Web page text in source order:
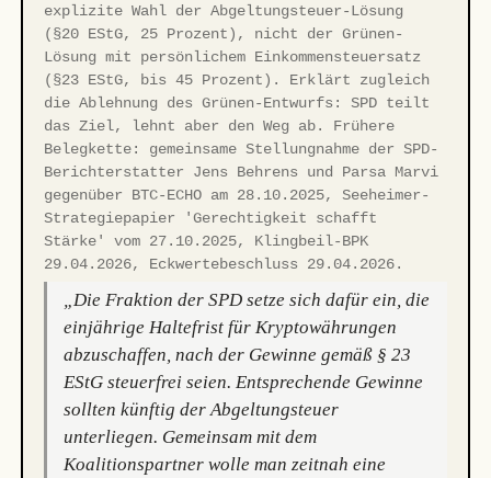
explizite Wahl der Abgeltungsteuer-Lösung
(§20 EStG, 25 Prozent), nicht der Grünen-
Lösung mit persönlichem Einkommensteuersatz
(§23 EStG, bis 45 Prozent). Erklärt zugleich
die Ablehnung des Grünen-Entwurfs: SPD teilt
das Ziel, lehnt aber den Weg ab. Frühere
Belegkette: gemeinsame Stellungnahme der SPD-
Berichterstatter Jens Behrens und Parsa Marvi
gegenüber BTC-ECHO am 28.10.2025, Seeheimer-
Strategiepapier 'Gerechtigkeit schafft
Stärke' vom 27.10.2025, Klingbeil-BPK
29.04.2026, Eckwertebeschluss 29.04.2026.
„Die Fraktion der SPD setze sich dafür ein, die
einjährige Haltefrist für Kryptowährungen
abzuschaffen, nach der Gewinne gemäß § 23
EStG steuerfrei seien. Entsprechende Gewinne
sollten künftig der Abgeltungsteuer
unterliegen. Gemeinsam mit dem
Koalitionspartner wolle man zeitnah eine